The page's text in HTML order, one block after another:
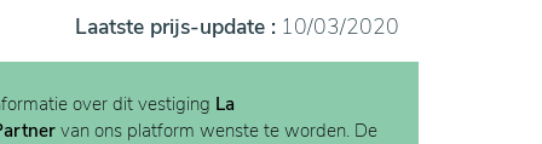
Laatste prijs-update : 10/03/2020
over dit vestiging La
van ons platform wenste te worden. De